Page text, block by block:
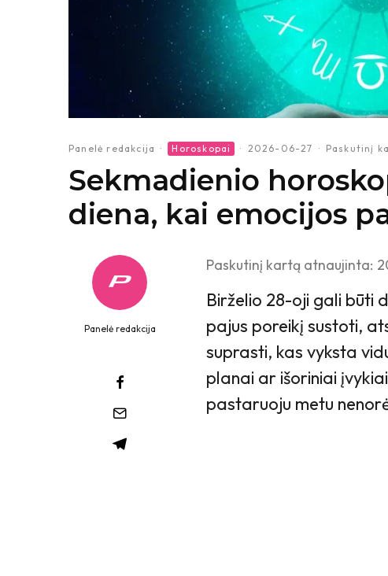
Panelė redakcija · Horoskopai · 2026-06-27 · Paskutinį
Sekmadienio
diena, kai emocijos
Panelė redakcija
Paskutinį kartą atnaujinta:
Birželio 28-oji gali būti
pajus poreikį sustoti,
suprasti, kas vyksta
planai ar išoriniai
pastaruoju metu